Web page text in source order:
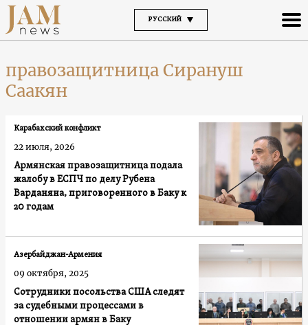
РУССКИЙ
правозащитница Сирануш
Саакян
Армянская правозащитница подала
жалобу в ЕСПЧ по делу Рубена
Варданяна, приговоренного в Баку к
20 годам
Карабахский конфликт
22 июля, 2026
Сотрудники посольства США следят
за судебными процессами в
отношении армян в Баку
Азербайджан-Армения
09 октября, 2025